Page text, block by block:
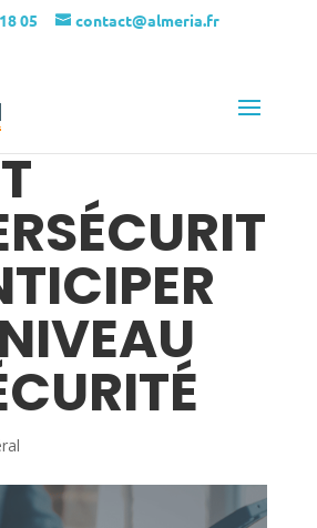
05 contact@almeria.fr